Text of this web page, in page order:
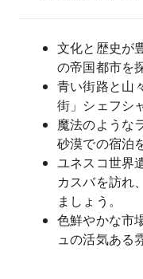
文化と歴史が
の帝国都市を
青い街路と山
街」シェフシ
魔法のような
砂漠での宿泊
ユネスコ世界
カスバを訪れ
ましょう。
色鮮やかな市
ュの活気ある